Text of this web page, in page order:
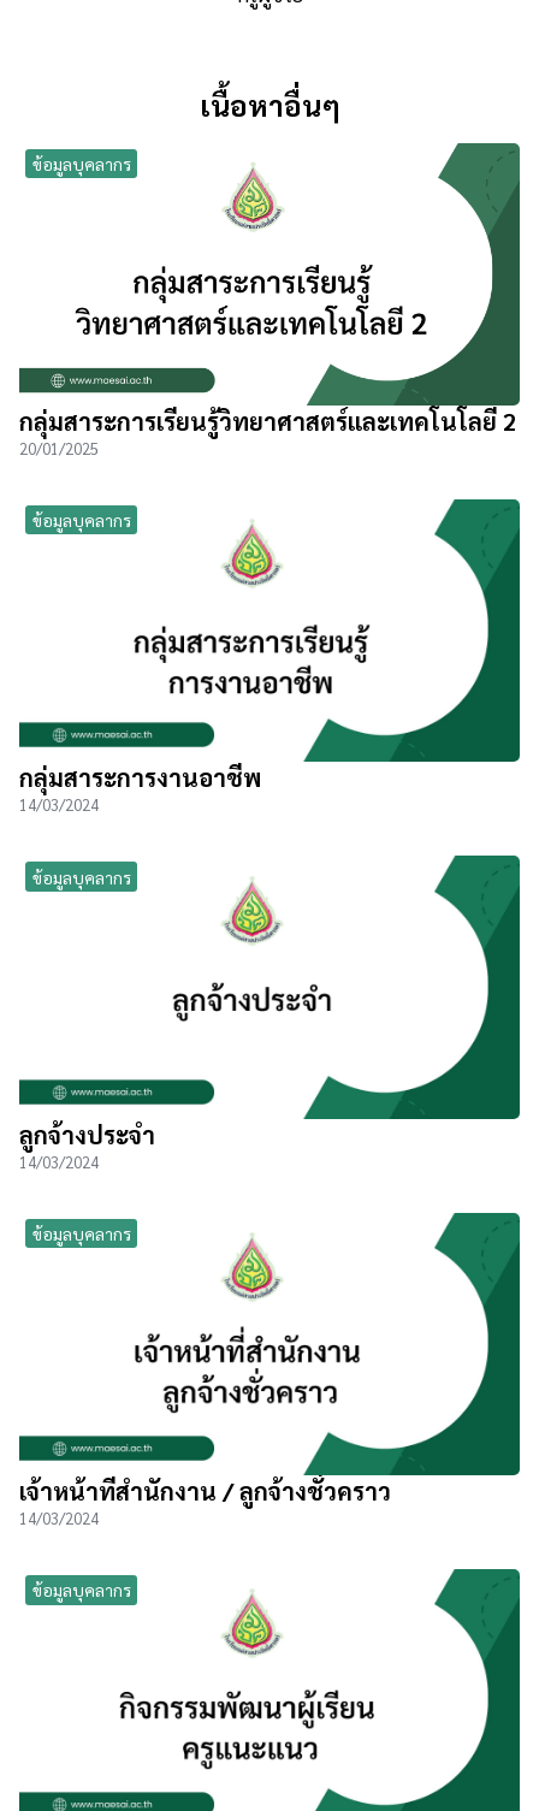
เนื้อหาอื่นๆ
ข้อมูลบุคลากร
กลุ่มสาระการเรียนรู้วิทยาศาสตร์และเทคโนโลยี 2
20/01/2025
ข้อมูลบุคลากร
กลุ่มสาระการงานอาชีพ
14/03/2024
ข้อมูลบุคลากร
ลูกจ้างประจำ
14/03/2024
ข้อมูลบุคลากร
เจ้าหน้าที่สำนักงาน / ลูกจ้างชั่วคราว
14/03/2024
ข้อมูลบุคลากร